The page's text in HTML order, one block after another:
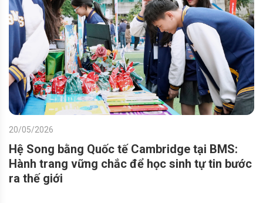
20/05/2026
Hệ Song bằng Quốc tế Cambridge tại BMS:
Hành trang vững chắc để học sinh tự tin bước
ra thế giới